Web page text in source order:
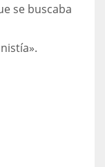
se buscaba